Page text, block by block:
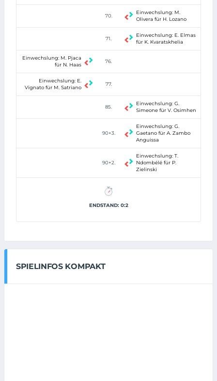
70.
Einwechslung: M.
Olivera für H. Lozano
71.
Einwechslung: E. Elmas
für K. Kvaratskhelia
Einwechslung: M. Pjaca
für N. Haas
76.
Einwechslung: E.
Vignato für M. Satriano
77.
85.
Einwechslung: G.
Simeone für V. Osimhen
90+3.
Einwechslung: G.
Gaetano für A. Zambo
Anguissa
90+2.
Einwechslung: T.
Ndombélé für P.
Zielinski
ENDSTAND: 0:2
SPIELINFOS KOMPAKT